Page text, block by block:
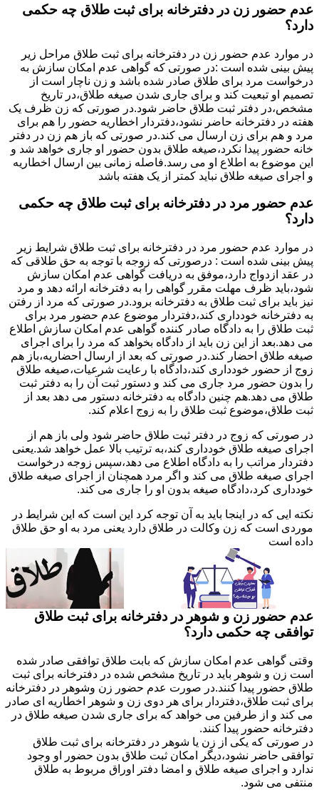
عدم حضور زن در دفترخانه برای ثبت طلاق چه حکمی
دارد؟
در موارد عدم حضور زن در دفترخانه برای ثبت طلاق مراحل زیر
پیش بینی شده است :در صورتی که گواهی عدم امکان سازش به
درخواست مرد برای طلاق صادر شده باشد و زن ناچار است از
تصمیم او تبعیت کند و برای جاری شدن صیغه طلاق،در تاریخ
مشخص،در دفتر ثبت طلاق حاضر شود.در صورتی که زن ظرف یک
هفته در دفترخانه حاضر نشود،دفتردار اخطاریه حضور را هم برای
مرد و هم برای زن ارسال می کند.در صورتی که باز هم زن در دفتر
خانه حضور پیدا نکرد،صیغه طلاق بدون حضور او جاری خواهد شد و
این موضوع به اطلاع او می رسد.فاصله زمانی بین ارسال اخطاریه
و اجرای صیغه طلاق نباید کمتر از یک هفته باشد
عدم حضور مرد در دفترخانه برای ثبت طلاق چه حکمی
دارد؟
در موارد عدم حضور مرد در دفترخانه برای ثبت طلاق شرایط زیر
پیش بینی شده است : درصورتی که زوجه با توجه به حق طلاقی که
در عقد ازدواج دارد،موفق به دریافت گواهی عدم امکان سازش
شود،باید ظرف مهلت مقرر گواهی را به دفترخانه ارائه دهد و مرد
نیز باید برای ثبت طلاق به دفترخانه برود.در صورتی که مرد از رفتن
به دفترخانه خودداری کند،دفتردار موضوع عدم حضور مرد برای
ثبت طلاق را به دادگاه صادر کننده گواهی عدم امکان سازش اطلاع
می دهد.بعد از این زن باید از دادگاه بخواهد که مرد را برای اجرای
صیغه طلاق احضار کند.در صورتی که بعد از ارسال احضاریه،باز هم
زوج از حضور خودداری کند،دادگاه با رعایت شرعیات،صیغه طلاق
را بدون حضور مرد جاری می کند و دستور ثبت آن را به دفتر ثبت
طلاق می دهد.هم چنین دادگاه به دفترخانه دستور می دهد بعد از
ثبت طلاق،موضوع ثبت طلاق را به زوج اعلام کند.
در صورتی که زوج در دفتر ثبت طلاق حاضر شود ولی باز هم از
اجرای صیغه طلاق خودداری کند،به ترتیب بالا عمل خواهد شد.یعنی
دفتردار مراتب را به دادگاه اطلاع می دهد،سپس زوجه درخواست
اجرای صیغه طلاق می کند و اگر مرد همچنان از اجرای صیغه طلاق
خودداری کرد،دادگاه صیغه بدون او را جاری می کند.
نکته ایی که در اینجا باید به آن توجه کرد این است که این شرایط در
موردی است که زن وکالت در طلاق دارد یعنی مرد به او حق طلاق
داده است
عدم حضور زن و شوهر در دفترخانه برای ثبت طلاق
توافقی چه حکمی دارد؟
وقتی گواهی عدم امکان سازش که بابت طلاق توافقی صادر شده
است زن و شوهر باید در تاریخ مشخص شده در دفترخانه برای ثبت
طلاق حضور پیدا کنند.در صورت عدم حضور زن وشوهر در دفترخانه
برای ثبت طلاق،دفتردار برای هر دوی زن و شوهر اخطاریه ای صادر
می کند و از طرفین می خواهد که برای جاری شدن صیغه طلاق در
دفترخانه حضور پیدا کنند.
در صورتی که یکی از زن یا شوهر در دفترخانه برای ثبت طلاق
توافقی حاضر نشود،دیگر امکان ثبت طلاق بدون حضور او وجود
ندارد و اجرای صیغه طلاق و امضا دفتر اوراق مربوط به طلاق
منتفی می شود.